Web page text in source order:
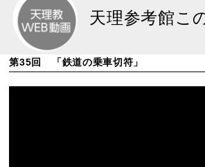
天理参考館こ
第35回 「鉄道の乗車切符」